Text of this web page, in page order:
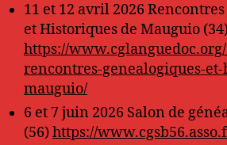
11 et 12 avril 2026
et Historiques de Mauguio
https://
rencontres-genealogiques-
mauguio/
6 et 7 juin 2026 Salon de
(56)https://